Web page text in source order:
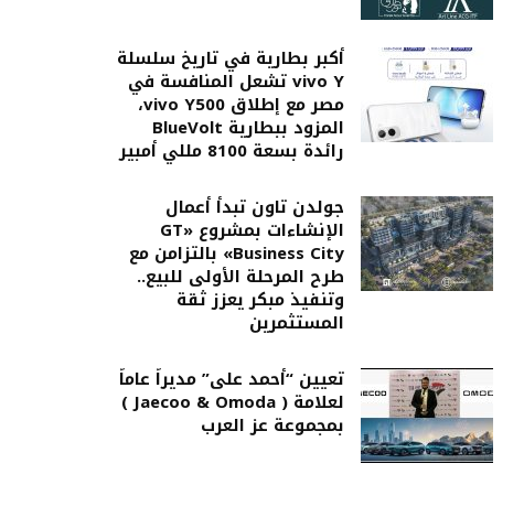
أكبر بطارية في تاريخ سلسلة
vivo Y تشعل المنافسة في
مصر مع إطلاق vivo Y500،
المزود ببطارية BlueVolt
رائدة بسعة 8100 مللي أمبير
جولدن تاون تبدأ أعمال
الإنشاءات بمشروع «GT
Business City» بالتزامن مع
طرح المرحلة الأولى للبيع..
وتنفيذ مبكر يعزز ثقة
المستثمرين
تعيين “أحمد على” مديراً عاماً
لعلامة ( Jaecoo & Omoda )
بمجموعة عز العرب